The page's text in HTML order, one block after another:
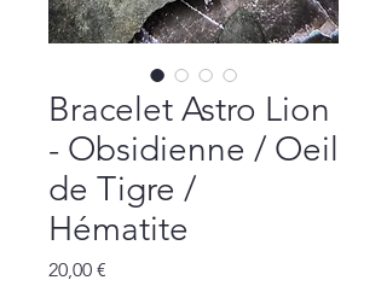
Bracelet Astro Lion
- Obsidienne / Oeil
de Tigre /
Hématite
20,00 €